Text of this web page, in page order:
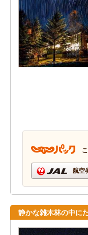
航空
静かな雑木林の中に